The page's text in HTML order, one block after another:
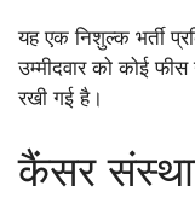
यह एक निशुल्क भर्ती
उम्मीदवार को कोई
रखी गई है।
कैंसर